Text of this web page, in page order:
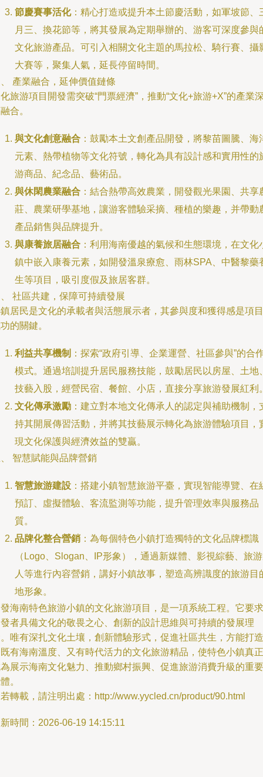
節慶賽事活化：精心打造或提升本土節慶活動，如軍坡節、
月三、換花節等，將其發展為定期舉辦的、游客可深度參與
文化旅游產品。可引入相關文化主題的馬拉松、騎行賽、攝
大賽等，聚集人氣，延長停留時間。
產業融合，延伸價值鏈條
旅游項目開發需突破“門票經濟”，推動“文化+旅游+X”的產業
合。
與文化創意融合 ：鼓勵本土文創產品開發，將黎苗圖騰、海
元素、熱帶植物等文化符號，轉化為具有設計感和實用性的
游商品、紀念品、藝術品。
與休閑農業融合 ：結合熱帶高效農業，開發觀光果園、共享
莊、農業研學基地，讓游客體驗采摘、種植的樂趣，并帶動
產品銷售與品牌提升。
與康養旅居融合 ：利用海南優越的氣候和生態環境，在文化
鎮中嵌入康養元素，如開發溫泉療愈、雨林SPA、中醫黎藥
生等項目，吸引度假及旅居客群。
社區共建，保障可持續發展
居民是文化的承載者與活態展示者，其參與度和獲得感是項目
的關鍵。
利益共享機制 ：探索“政府引導、企業運營、社區參與”的合
模式。通過培訓提升居民服務技能，鼓勵居民以房屋、土地
技藝入股，經營民宿、餐館、小店，直接分享旅游發展紅利
文化傳承激勵 ：建立對本地文化傳承人的認定與補助機制，
持其開展傳習活動，并將其技藝展示轉化為旅游體驗項目，
現文化保護與經濟效益的雙贏。
智慧賦能與品牌營銷
智慧旅游建設 ：搭建小鎮智慧旅游平臺，實現智能導覽、在
預訂、虛擬體驗、客流監測等功能，提升管理效率與服務品
質。
品牌化整合營銷 ：為每個特色小鎮打造獨特的文化品牌標識
（Logo、Slogan、IP形象），通過新媒體、影視綜藝、旅
人等進行內容營銷，講好小鎮故事，塑造高辨識度的旅游目
地形象。
海南特色旅游小鎮的文化旅游項目，是一項系統工程。它要求
者具備文化的敬畏之心、創新的設計思維與可持續的發展理
唯有深扎文化土壤，創新體驗形式，促進社區共生，方能打造
有海南溫度、又有時代活力的文化旅游精品，使特色小鎮真正
展示海南文化魅力、推動鄉村振興、促進旅游消費升級的重要
。
轉載，請注明出處：http://www.yycled.cn/product/90.html
時間：2026-06-19 14:15:11